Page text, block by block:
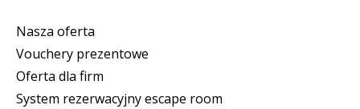
Nasza oferta
Vouchery prezentowe
Oferta dla firm
System rezerwacyjny escape room